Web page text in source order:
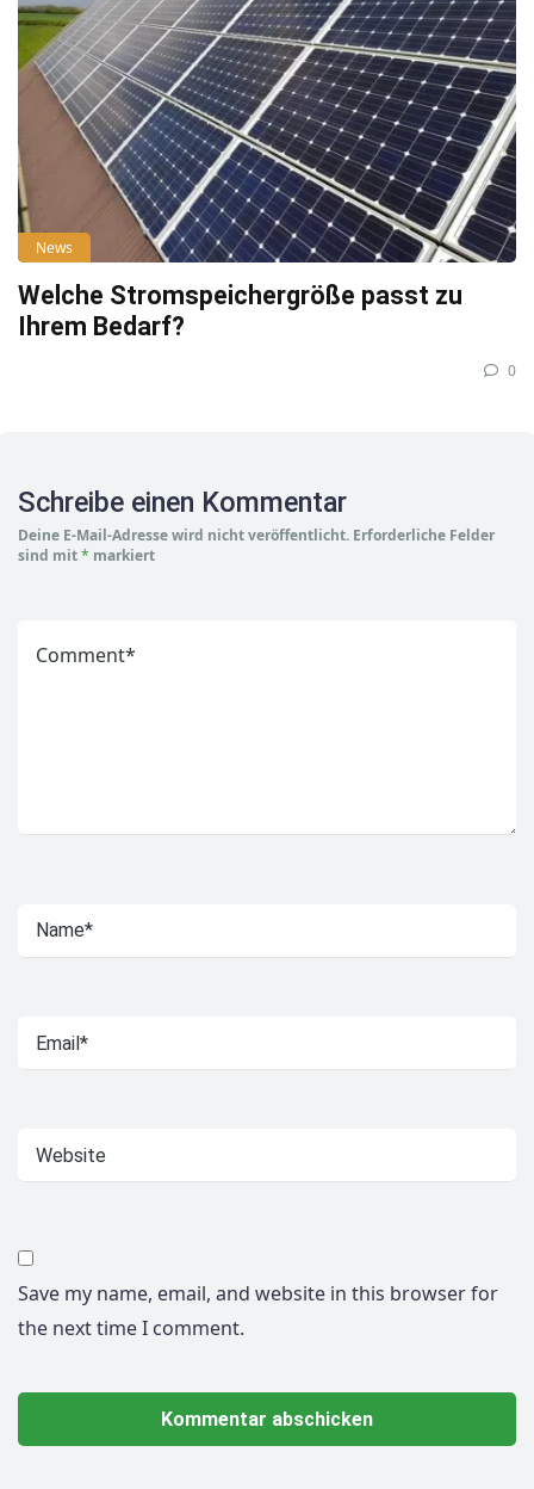
News
Welche Stromspeichergröße passt zu
Ihrem Bedarf?
0
Schreibe einen Kommentar
Deine E-Mail-Adresse wird nicht veröffentlicht. Erforderliche Felder
sind mit* markiert
Save my name, email, and website in this browser for
the next time I comment.